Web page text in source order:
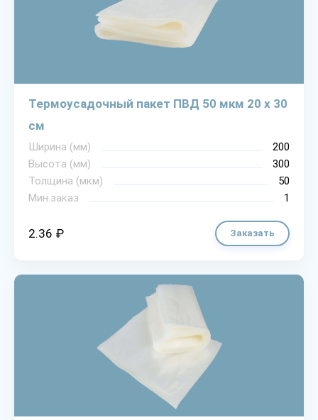
Термоусадочный пакет ПВД 50 мкм 20 х 30
см
Ширина (мм)
200
Высота (мм)
300
Толщина (мкм)
50
Мин.заказ
1
2.36 ₽ Заказать